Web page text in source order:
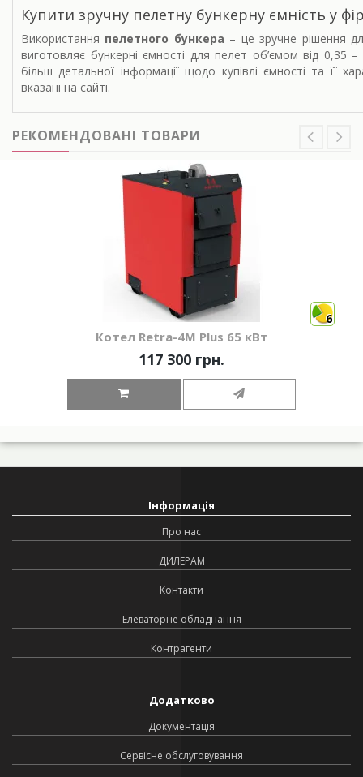
Купити зручну пелетну бункерну ємність у
Використання пелетного бункера – це зручне рішення
виготовляє бункерні ємності для пелет об’ємом від 0,35
більш детальної інформації щодо купівлі ємності та її
вказані на сайті.
РЕКОМЕНДОВАНІ ТОВАРИ
6
Котел Retra-4М Plus 65 кВт
117 300 грн.
Інформація
Про нас
ДИЛЕРАМ
Контакти
Елеваторне обладнання
Контрагенти
Додатково
Документація
Сервісне обслуговування